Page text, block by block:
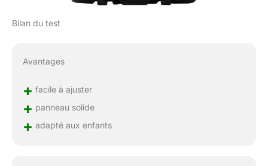
Bilan du test
Avantages
+ facile à ajuster
+ panneau solide
+ adapté aux enfants